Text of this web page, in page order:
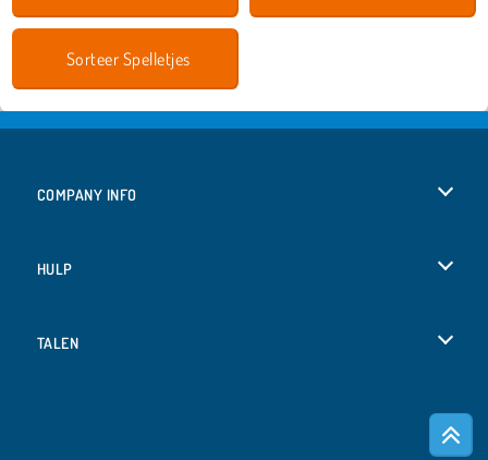
Sorteer Spelletjes
COMPANY INFO
HULP
TALEN